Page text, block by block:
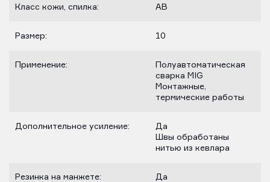
Класс кожи, спилка: AB
Размер: 10
Применение:
Полуавтоматическая
сварка MIG
Монтажные,
термические работы
Дополнительное усиление:
Да
Швы обработаны
нитью из кевлара
Резинка на манжете: Да